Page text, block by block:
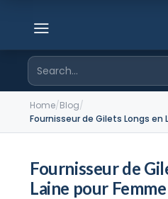
Search
for:
Home/Blog/
Fournisseur de Gilets Longs en
Fournisseur de
Laine pour Femme